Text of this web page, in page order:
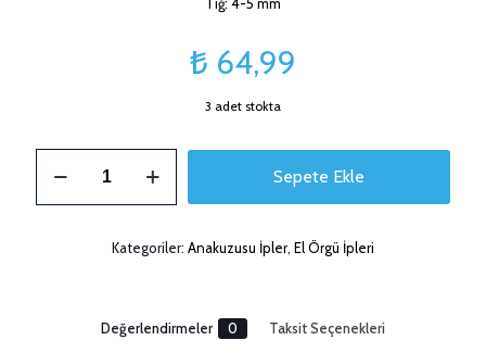
₺ 64,99
3 adet stokta
Sepete Ekle
Kategoriler: Anakuzusu İpler, El Örgü İpleri
Değerlendirmeler 0 Taksit Seçenekleri